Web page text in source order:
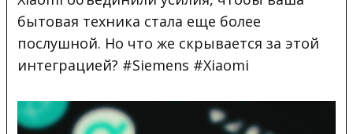
бытовая техника стала еще более
послушной. Но что же скрывается за этой
интеграцией? #Siemens #Xiaomi